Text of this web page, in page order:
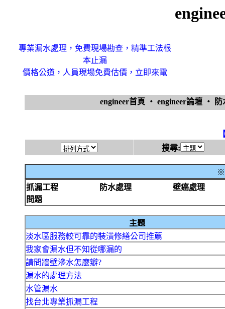
專業漏水處理，免費現場勘查，精準工法根
本止漏
價格公道，人員現場免費估價，立即來電
engineer首頁 ‧ engineer論壇 ‧
搜尋:
※
抓漏工程
防水處理
壁癌處理
問題
主題
淡水區服務較可靠的裝潢修繕公司推薦
我家會漏水但不知從哪漏的
請問牆壁滲水怎麼瓣?
漏水的處理方法
水管漏水
找台北專業抓漏工程